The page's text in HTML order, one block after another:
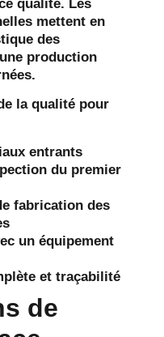
qualité. Les
mettent en
des
production
la qualité pour
entrants
du premier
fabrication des
un équipement
et traçabilité
de